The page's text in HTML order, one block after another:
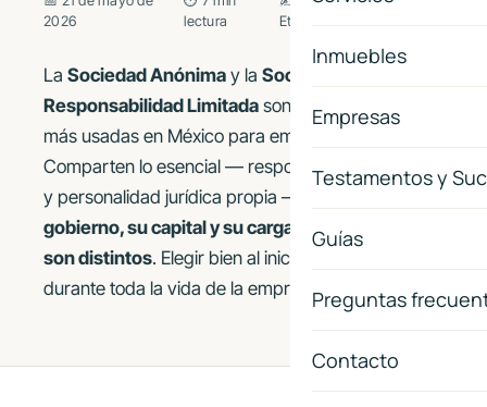
Inmuebles
Empresas
Testamentos y
Guías
Preguntas
Contacto
2026
lectura
Etienne
La Sociedad Anónima y la Sociedad de
Responsabilidad Limitada son las dos figuras
más usadas en México para emprender.
Comparten lo esencial — responsabilidad limitada
y personalidad jurídica propia — pero
gobierno, su capital y su carga administrativa
son distintos. Elegir bien al inicio le ahorra trabajo
durante toda la vida de la empresa.